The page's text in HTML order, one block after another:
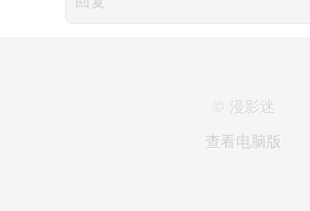
© 漫影迷
查看电脑版